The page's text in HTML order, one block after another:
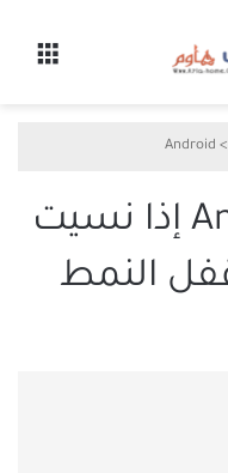
>
Android
افتح هاتف Android إذا نسيت
النمط